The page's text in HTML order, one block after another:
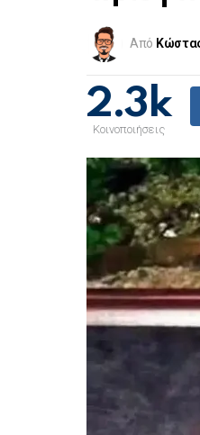
Από
2.3k
Κοινοποιήσεις